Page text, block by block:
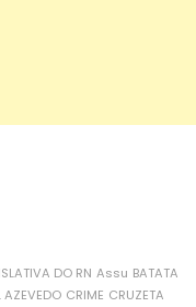
DO RN Assu BATATA
AZEVEDO CRIME CRUZETA